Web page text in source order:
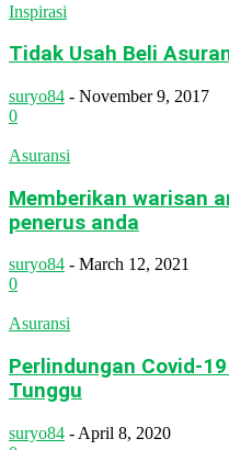
Inspirasi
Tidak Usah Beli
suryo84 - November 9, 2017
0
Asuransi
Memberikan warisan
penerus anda
suryo84 - March 12, 2021
0
Asuransi
Perlindungan Covid-
Tunggu
suryo84 - April 8, 2020